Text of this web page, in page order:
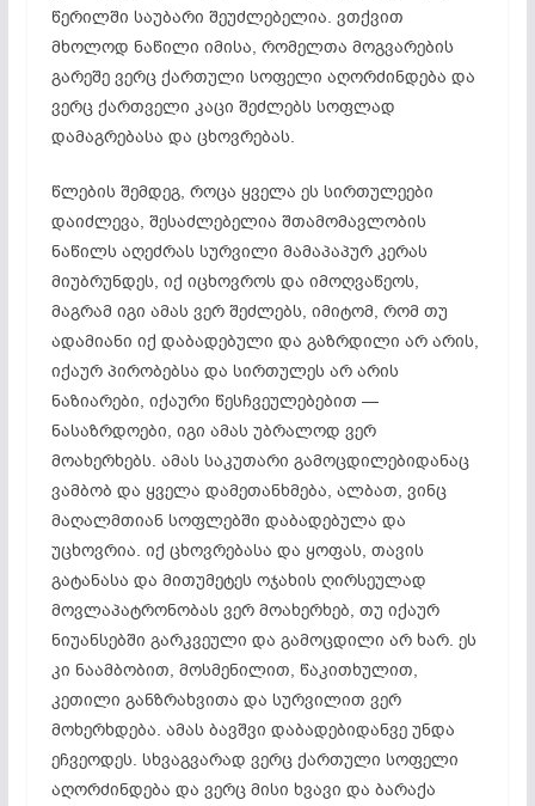
წერილში საუბარი შეუძლებელია. ვთქვით
მხოლოდ ნაწილი იმისა, რომელთა მოგვარების
გარეშე ვერც ქართული სოფელი აღორძინდება და
ვერც ქართველი კაცი შეძლებს სოფლად
დამაგრებასა და ცხოვრებას.
წლების შემდეგ, როცა ყველა ეს სირთულეები
დაიძლევა, შესაძლებელია შთამომავლობის
ნაწილს აღეძრას სურვილი მამაპაპურ კერას
მიუბრუნდეს, იქ იცხოვროს და იმოღვაწეოს,
მაგრამ იგი ამას ვერ შეძლებს, იმიტომ, რომ თუ
ადამიანი იქ დაბადებული და გაზრდილი არ არის,
იქაურ პირობებსა და სირთულეს არ არის
ნაზიარები, იქაური წესჩვეულებებით —
ნასაზრდოები, იგი ამას უბრალოდ ვერ
მოახერხებს. ამას საკუთარი გამოცდილებიდანაც
ვამბობ და ყველა დამეთანხმება, ალბათ, ვინც
მაღალმთიან სოფლებში დაბადებულა და
უცხოვრია. იქ ცხოვრებასა და ყოფას, თავის
გატანასა და მითუმეტეს ოჯახის ღირსეულად
მოვლაპატრონობას ვერ მოახერხებ, თუ იქაურ
ნიუანსებში გარკვეული და გამოცდილი არ ხარ. ეს
კი ნაამბობით, მოსმენილით, წაკითხულით,
კეთილი განზრახვითა და სურვილით ვერ
მოხერხდება. ამას ბავშვი დაბადებიდანვე უნდა
ეჩვეოდეს. სხვაგვარად ვერც ქართული სოფელი
აღორძინდება და ვერც მისი ხვავი და ბარაქა